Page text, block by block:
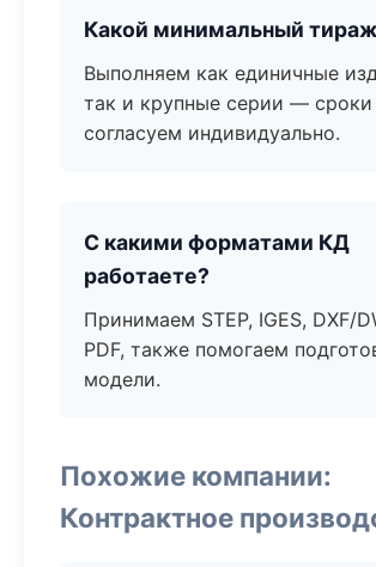
Какой минимальный
Выполняем как единичные
так и крупные серии — сроки
согласуем индивидуально.
С какими форматами КД
работаете?
Принимаем STEP, IGES, DXF/
PDF, также помогаем
модели.
Похожие компании:
Контрактное